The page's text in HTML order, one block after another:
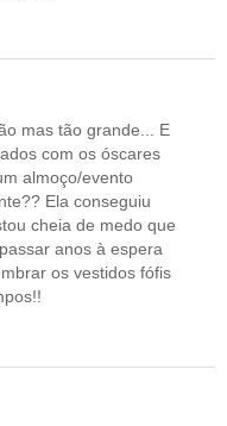
mas tão grande... E
com os óscares
almoço/evento
Ela conseguiu
cheia de medo que
anos à espera
os vestidos fófis